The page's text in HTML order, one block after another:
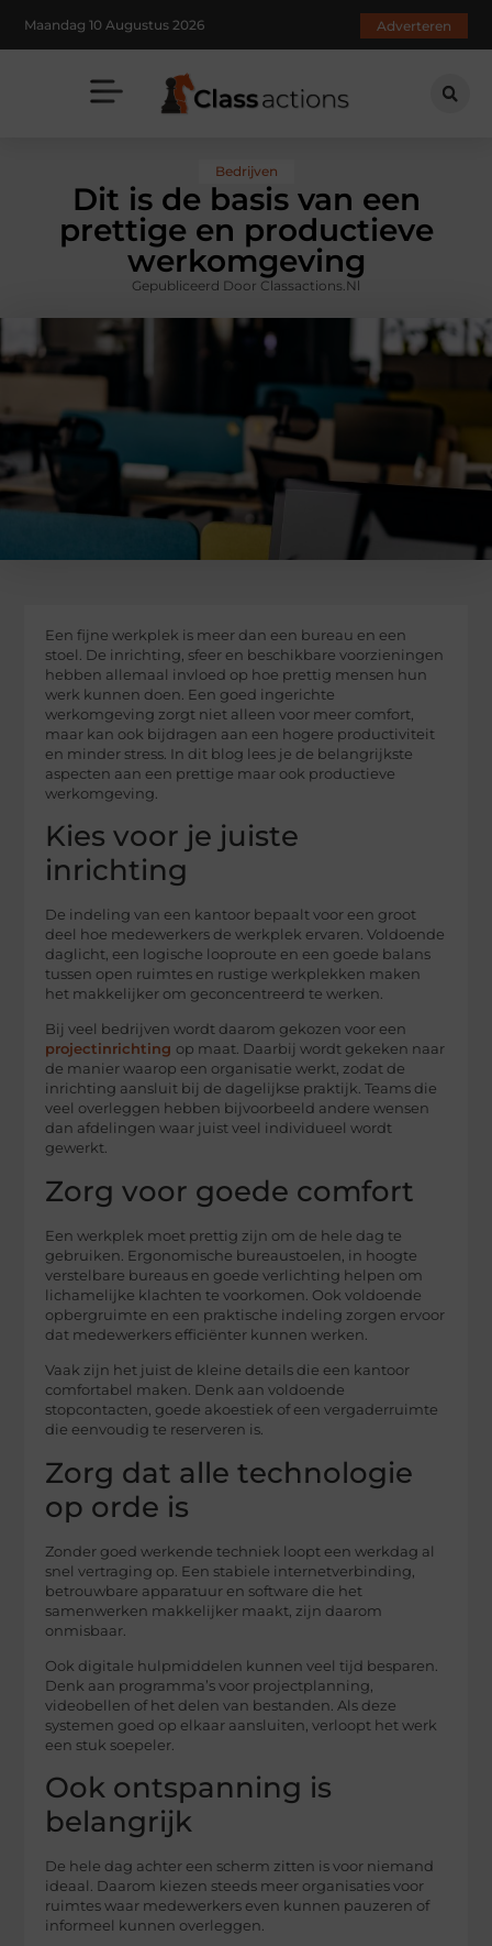
Maandag 10 Augustus 2026 Adverteren
Bedrijven
Dit is de basis van een
prettige en productieve
werkomgeving
Gepubliceerd Door Classactions.nl
Een fijne werkplek is meer dan een bureau en een
stoel. De inrichting, sfeer en beschikbare voorzieningen
hebben allemaal invloed op hoe prettig mensen hun
werk kunnen doen. Een goed ingerichte
werkomgeving zorgt niet alleen voor meer comfort,
maar kan ook bijdragen aan een hogere productiviteit
en minder stress. In dit blog lees je de belangrijkste
aspecten aan een prettige maar ook productieve
werkomgeving.
Kies voor je juiste
inrichting
De indeling van een kantoor bepaalt voor een groot
deel hoe medewerkers de werkplek ervaren. Voldoende
daglicht, een logische looproute en een goede balans
tussen open ruimtes en rustige werkplekken maken
het makkelijker om geconcentreerd te werken.
Bij veel bedrijven wordt daarom gekozen voor een
projectinrichting op maat. Daarbij wordt gekeken naar
de manier waarop een organisatie werkt, zodat de
inrichting aansluit bij de dagelijkse praktijk. Teams die
veel overleggen hebben bijvoorbeeld andere wensen
dan afdelingen waar juist veel individueel wordt
gewerkt.
Zorg voor goede comfort
Een werkplek moet prettig zijn om de hele dag te
gebruiken. Ergonomische bureaustoelen, in hoogte
verstelbare bureaus en goede verlichting helpen om
lichamelijke klachten te voorkomen. Ook voldoende
opbergruimte en een praktische indeling zorgen ervoor
dat medewerkers efficiënter kunnen werken.
Vaak zijn het juist de kleine details die een kantoor
comfortabel maken. Denk aan voldoende
stopcontacten, goede akoestiek of een vergaderruimte
die eenvoudig te reserveren is.
Zorg dat alle technologie
op orde is
Zonder goed werkende techniek loopt een werkdag al
snel vertraging op. Een stabiele internetverbinding,
betrouwbare apparatuur en software die het
samenwerken makkelijker maakt, zijn daarom
onmisbaar.
Ook digitale hulpmiddelen kunnen veel tijd besparen.
Denk aan programma’s voor projectplanning,
videobellen of het delen van bestanden. Als deze
systemen goed op elkaar aansluiten, verloopt het werk
een stuk soepeler.
Ook ontspanning is
belangrijk
De hele dag achter een scherm zitten is voor niemand
ideaal. Daarom kiezen steeds meer organisaties voor
ruimtes waar medewerkers even kunnen pauzeren of
informeel kunnen overleggen.